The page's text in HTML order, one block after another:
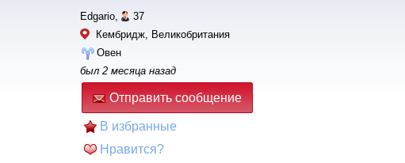
Edgario,
37
Кембридж, Великобритания
Овен
был 2 месяца назад
Отправить сообщение
В избранные
Нравится?